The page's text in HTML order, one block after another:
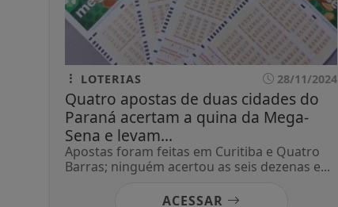
LOTERIAS 28/11/2024
Quatro apostas de duas cidades do
Paraná acertam a quina da Mega-
Sena e levam...
Apostas foram feitas em Curitiba e Quatro
Barras; ninguém acertou as seis dezenas e...
ACESSAR